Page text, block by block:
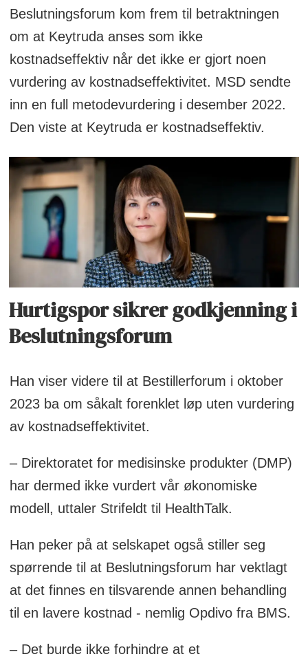
Beslutningsforum kom frem til betraktningen
om at Keytruda anses som ikke
kostnadseffektiv når det ikke er gjort noen
vurdering av kostnadseffektivitet. MSD sendte
inn en full metodevurdering i desember 2022.
Den viste at Keytruda er kostnadseffektiv.
Hurtigspor sikrer godkjenning i
Beslutningsforum
Han viser videre til at Bestillerforum i oktober
2023 ba om såkalt forenklet løp uten vurdering
av kostnadseffektivitet.
– Direktoratet for medisinske produkter (DMP)
har dermed ikke vurdert vår økonomiske
modell, uttaler Strifeldt til HealthTalk.
Han peker på at selskapet også stiller seg
spørrende til at Beslutningsforum har vektlagt
at det finnes en tilsvarende annen behandling
til en lavere kostnad - nemlig Opdivo fra BMS.
– Det burde ikke forhindre at et